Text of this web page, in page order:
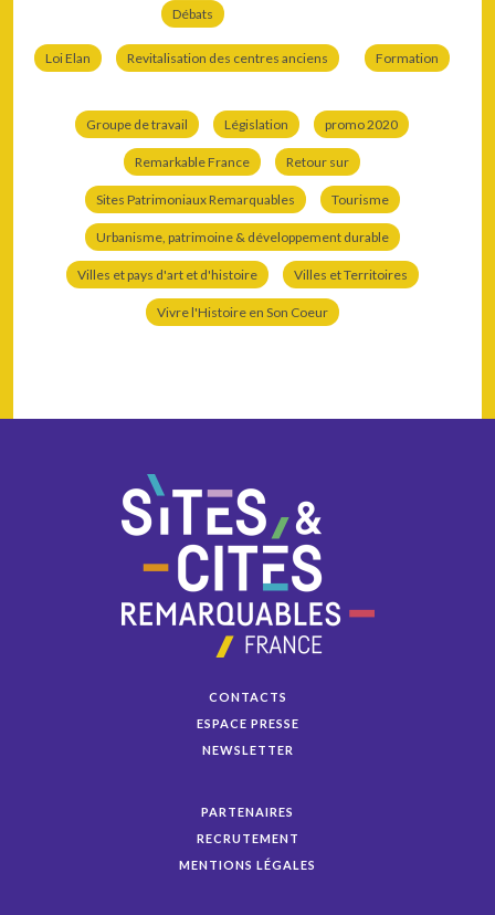
Débats
Loi Elan Revitalisation des centres anciens Formation
Groupe de travail Législation promo 2020
Remarkable France Retour sur
Sites Patrimoniaux Remarquables Tourisme
Urbanisme, patrimoine & développement durable
Villes et pays d'art et d'histoire Villes et Territoires
Vivre l'Histoire en Son Coeur
CONTACTS
ESPACE PRESSE
NEWSLETTER
PARTENAIRES
RECRUTEMENT
MENTIONS LÉGALES